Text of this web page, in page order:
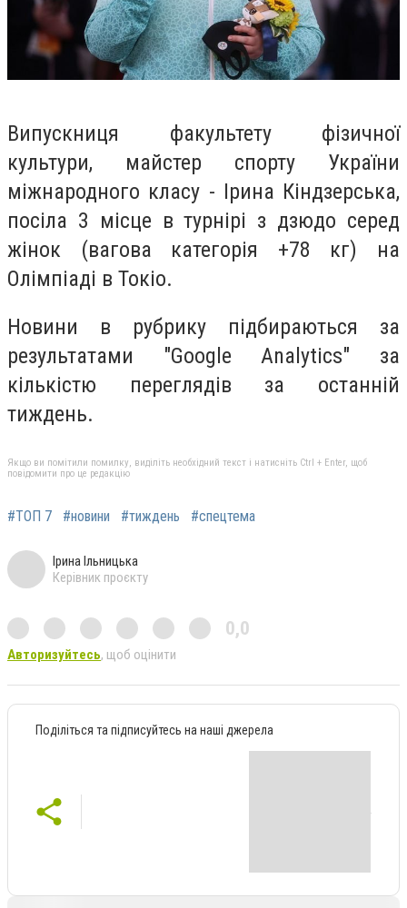
Випускниця факультету фізичної
культури, майстер спорту України
міжнародного класу - Ірина Кіндзерська,
посіла 3 місце в турнірі з дзюдо серед
жінок (вагова категорія +78 кг) на
Олімпіаді в Токіо.
Новини в рубрику підбираються за
результатами "Google Analytics" за
кількістю переглядів за останній
тиждень.
Якщо ви помітили помилку, виділіть необхідний текст і натисніть Ctrl + Enter, щоб
повідомити про це редакцію
#ТОП 7 #новини #тиждень #спецтема
Ірина Ільницька
Керівник проєкту
0,0
Авторизуйтесь, щоб оцінити
Поділіться та підписуйтесь на наші джерела